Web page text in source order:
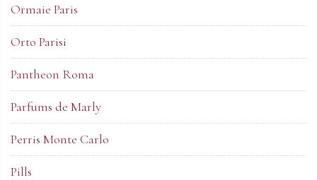
Ormaie Paris
Orto Parisi
Pantheon Roma
Parfums de Marly
Perris Monte Carlo
Pills